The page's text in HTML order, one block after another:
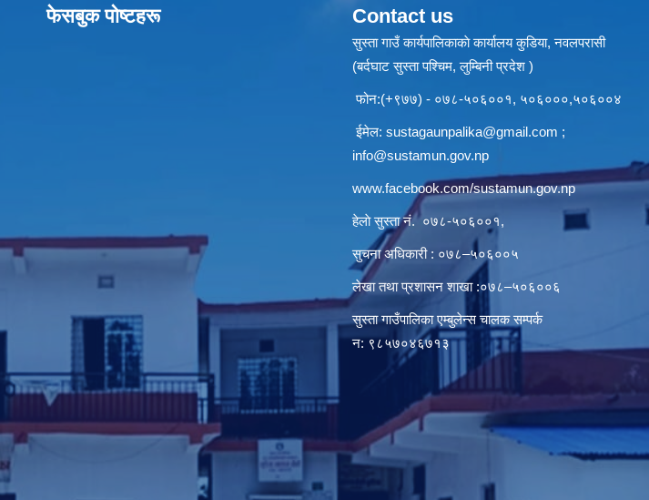
फेसबुक पाेष्टहरू Contact us
सुस्ता गाउँ कार्यपालिकाकाे कार्यालय कुडिया, नवलपरासी
(बर्दघाट सुस्ता पश्चिम, लुम्बिनी प्रदेश )
फोन:(+९७७) - ०७८-५०६००१, ५०६०००,५०६००४
ईमेल: sustagaunpalika@gmail.com ;
info@sustamun.gov.np
www.facebook.com/sustamun.gov.np
हेलाे सुस्ता नं.०७८-५०६००१,
सुचना अधिकारी : ०७८–५०६००५
लेखा तथा प्रशासन शाखा :०७८–५०६००६
सुस्ता गाउँपालिका एम्बुलेन्स चालक सम्पर्क
न‌‍: ९८५७०४६७१३